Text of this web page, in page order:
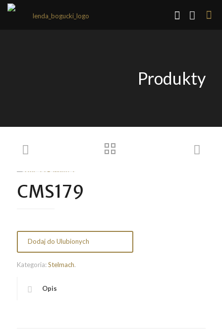
Produkty
CMS179
Dodaj do Ulubionych
Kategoria:Stelmach.
Opis